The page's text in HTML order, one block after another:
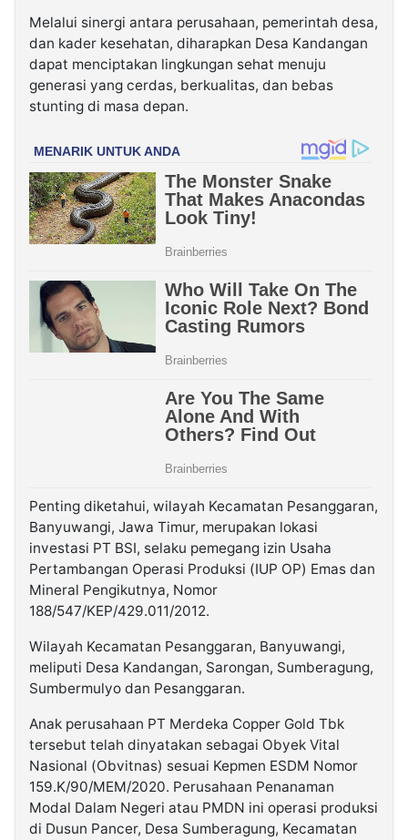
Melalui sinergi antara perusahaan, pemerintah desa,
dan kader kesehatan, diharapkan Desa Kandangan
dapat menciptakan lingkungan sehat menuju
generasi yang cerdas, berkualitas, dan bebas
stunting di masa depan.
Penting diketahui, wilayah Kecamatan Pesanggaran,
Banyuwangi, Jawa Timur, merupakan lokasi
investasi PT BSI, selaku pemegang izin Usaha
Pertambangan Operasi Produksi (IUP OP) Emas dan
Mineral Pengikutnya, Nomor
188/547/KEP/429.011/2012.
Wilayah Kecamatan Pesanggaran, Banyuwangi,
meliputi Desa Kandangan, Sarongan, Sumberagung,
Sumbermulyo dan Pesanggaran.
Anak perusahaan PT Merdeka Copper Gold Tbk
tersebut telah dinyatakan sebagai Obyek Vital
Nasional (Obvitnas) sesuai Kepmen ESDM Nomor
159.K/90/MEM/2020. Perusahaan Penanaman
Modal Dalam Negeri atau PMDN ini operasi produksi
di Dusun Pancer, Desa Sumberagung, Kecamatan